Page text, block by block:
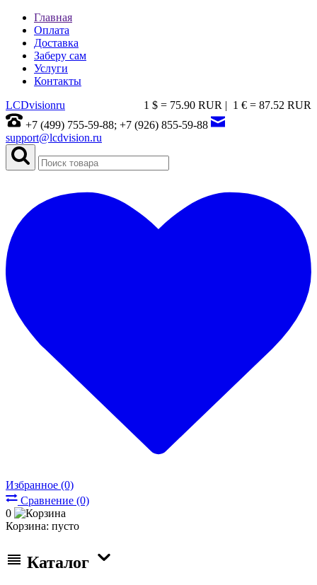
Главная
Оплата
Доставка
Заберу сам
Услуги
Контакты
1 € = 87.52 RUR
1 $ = 75.90 RUR |
LCDvisionru
+7 (499) 755-59-88; +7 (926) 855-59-88
support@lcdvision.ru
Избранное (0)
Сравнение (0)
0
Корзина: пусто
Каталог